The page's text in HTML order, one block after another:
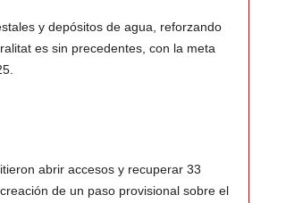
y depósitos de agua, reforzando
es sin precedentes, con la meta
abrir accesos y recuperar 33
de un paso provisional sobre el